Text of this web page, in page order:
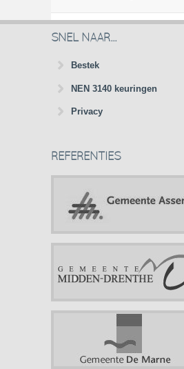
SNEL NAAR...
Bestek
NEN 3140 keuringen
Privacy
REFERENTIES